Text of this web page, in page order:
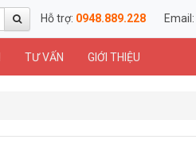
Hỗ trợ: 0948.889.228 Email:
TƯ VẤN GIỚI THIỆU